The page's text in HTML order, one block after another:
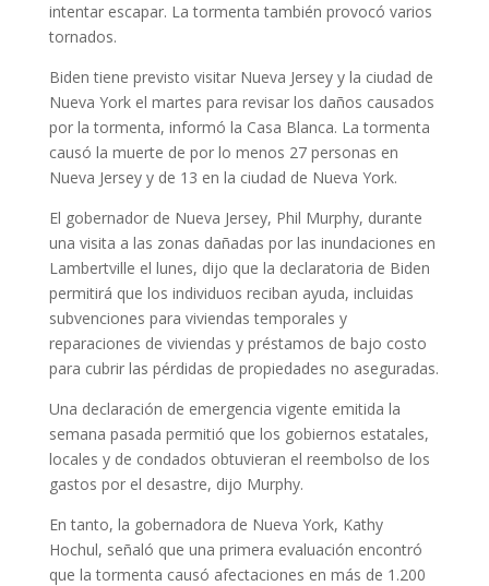
intentar escapar. La tormenta también provocó varios
tornados.
Biden tiene previsto visitar Nueva Jersey y la ciudad de
Nueva York el martes para revisar los daños causados
por la tormenta, informó la Casa Blanca. La tormenta
causó la muerte de por lo menos 27 personas en
Nueva Jersey y de 13 en la ciudad de Nueva York.
El gobernador de Nueva Jersey, Phil Murphy, durante
una visita a las zonas dañadas por las inundaciones en
Lambertville el lunes, dijo que la declaratoria de Biden
permitirá que los individuos reciban ayuda, incluidas
subvenciones para viviendas temporales y
reparaciones de viviendas y préstamos de bajo costo
para cubrir las pérdidas de propiedades no aseguradas.
Una declaración de emergencia vigente emitida la
semana pasada permitió que los gobiernos estatales,
locales y de condados obtuvieran el reembolso de los
gastos por el desastre, dijo Murphy.
En tanto, la gobernadora de Nueva York, Kathy
Hochul, señaló que una primera evaluación encontró
que la tormenta causó afectaciones en más de 1.200